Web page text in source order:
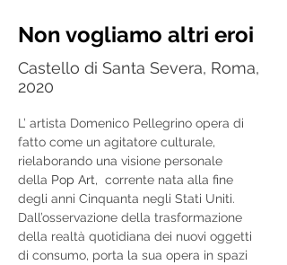
Non vogliamo altri eroi
Castello di Santa Severa, Roma,
2020
L’ artista Domenico Pellegrino opera di
fatto come un agitatore culturale,
rielaborando una visione personale
della Pop Art,  corrente nata alla fine
degli anni Cinquanta negli Stati Uniti.
Dall’osservazione della trasformazione
della realtà quotidiana dei nuovi oggetti
di consumo, porta la sua opera in spazi